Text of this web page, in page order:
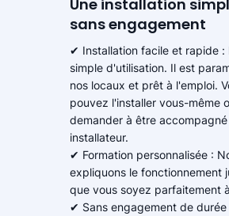
Une installation
sans engagement
✔ Installation facile et rapide :
simple d'utilisation. Il est
nos locaux et prêt à l'emploi.
pouvez l'installer vous-même
demander à être
installateur.
✔ Formation personnalisée :
expliquons le fonctionnement
que vous soyez parfaitement
✔ Sans engagement de durée